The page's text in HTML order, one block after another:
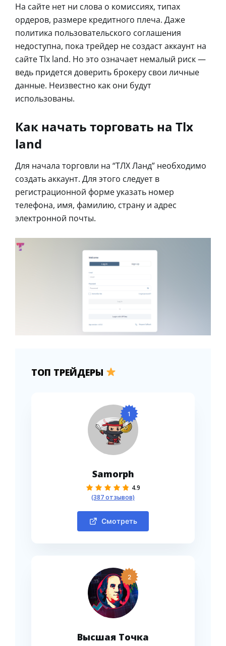
На сайте нет ни слова о комиссиях, типах
ордеров, размере кредитного плеча. Даже
политика пользовательского соглашения
недоступна, пока трейдер не создаст аккаунт на
сайте Tlx land. Но это означает немалый риск —
ведь придется доверить брокеру свои личные
данные. Неизвестно как они будут
использованы.
Как начать торговать на Tlx
land
Для начала торговли на “ТЛХ Ланд” необходимо
создать аккаунт. Для этого следует в
регистрационной форме указать номер
телефона, имя, фамилию, страну и адрес
электронной почты.
ТОП ТРЕЙДЕРЫ
1
Samorph
4.9
(387 отзывов)
Смотреть
2
Высшая Точка